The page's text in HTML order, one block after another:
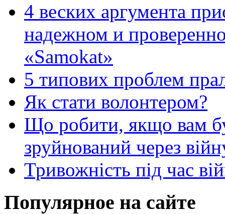
4 веских аргумента
надежном и
«Samokat»
5 типових проблем
Як стати волонтером?
Що робити, якщо вам
зруйнований через
Тривожність під час
Популярное на сайте